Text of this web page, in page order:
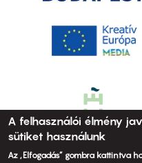
A felhasználói élmény
sütiket használunk
Az „Elfogadás” gombra kattintva